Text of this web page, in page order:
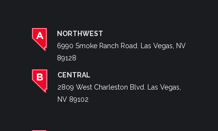
NORTHWEST
6990 Smoke Ranch Road. Las Vegas, NV
89128
CENTRAL
2809 West Charleston Blvd. Las Vegas,
NV 89102